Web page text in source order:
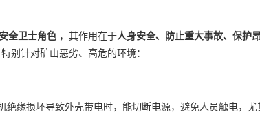
全卫士角色 ，其作用在于人身安全、防止重大事故、保护
别针对矿山恶劣、高危的环境：
绝缘损坏导致外壳带电时，能切断电源，避免人员触电，